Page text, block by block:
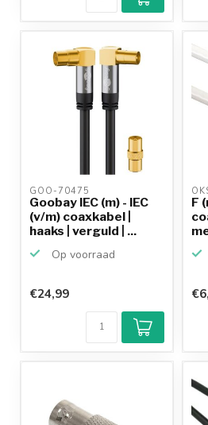
GOO-70475
Goobay IEC (m) - IEC
(v/m) coaxkabel |
haaks | verguld | ...
Op voorraad
€24,99
F